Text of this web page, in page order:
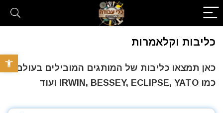
פתח
כליבות וקלאמרות
כאן תמצאו כליבות של המותגים המובילים בעולם
כמו IRWIN, BESSEY, ECLIPSE, YATO ועוד